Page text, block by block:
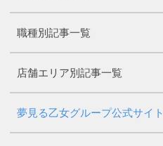
職種別記事一覧
店舗エリア別記事一覧
夢見る乙女グループ公式サイト